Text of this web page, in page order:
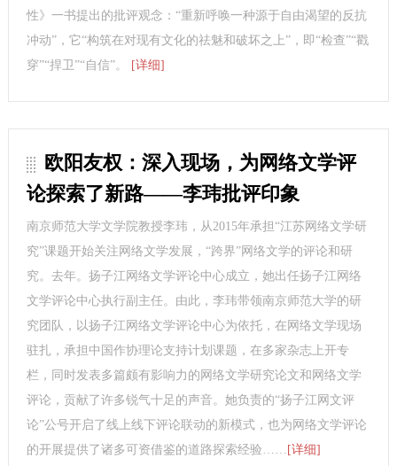
性》一书提出的批评观念：“重新呼唤一种源于自由渴望的反抗
冲动”，它“构筑在对现有文化的祛魅和破坏之上”，即“检查”“戳
穿”“捍卫”“自信”。
[详细]
欧阳友权：深入现场，为网络文学评
论探索了新路——李玮批评印象
南京师范大学文学院教授李玮，从2015年承担“江苏网络文学研
究”课题开始关注网络文学发展，“跨界”网络文学的评论和研
究。去年。扬子江网络文学评论中心成立，她出任扬子江网络
文学评论中心执行副主任。由此，李玮带领南京师范大学的研
究团队，以扬子江网络文学评论中心为依托，在网络文学现场
驻扎，承担中国作协理论支持计划课题，在多家杂志上开专
栏，同时发表多篇颇有影响力的网络文学研究论文和网络文学
评论，贡献了许多锐气十足的声音。她负责的“扬子江网文评
论”公号开启了线上线下评论联动的新模式，也为网络文学评论
的开展提供了诸多可资借鉴的道路探索经验…… [详细]